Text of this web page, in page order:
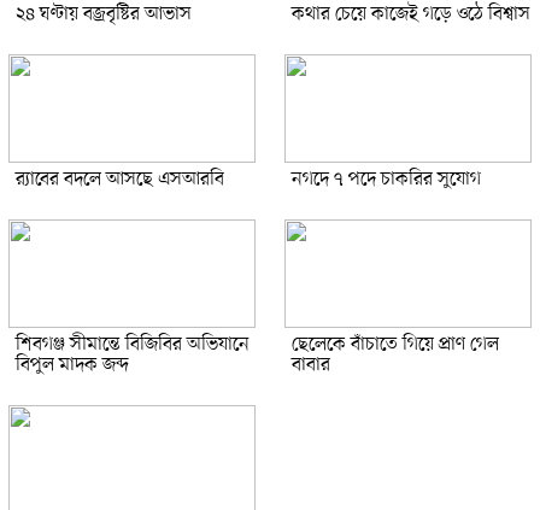
২৪ ঘণ্টায় বজ্রবৃষ্টির আভাস কথার চেয়ে কাজেই গড়ে ওঠে বিশ্বাস
র‍্যাবের বদলে আসছে এসআরবি নগদে ৭ পদে চাকরির সুযোগ
শিবগঞ্জ সীমান্তে বিজিবির অভিযানে
বিপুল মাদক জব্দ
ছেলেকে বাঁচাতে গিয়ে প্রাণ গেল
বাবার